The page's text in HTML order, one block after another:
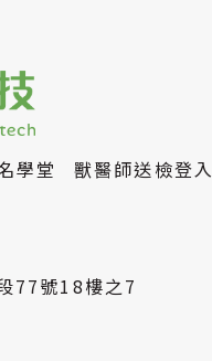
學堂 獸醫師送檢登入
77號18樓之7